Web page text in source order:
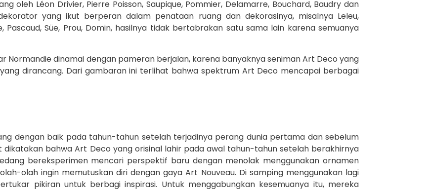
oleh Léon Drivier, Pierre Poisson, Saupique, Pommier, Delamarre, Bouchard, Baudry dan
yang ikut berperan dalam penataan ruang dan dekorasinya, misalnya Leleu,
Pascaud, Süe, Prou, Domin, hasilnya tidak bertabrakan satu sama lain karena semuanya
Normandie dinamai dengan pameran berjalan, karena banyaknya seniman Art Deco yang
dirancang. Dari gambaran ini terlihat bahwa spektrum Art Deco mencapai berbagai
dengan baik pada tahun-tahun setelah terjadinya perang dunia pertama dan sebelum
bahwa Art Deco yang orisinal lahir pada awal tahun-tahun setelah berakhirnya
bereksperimen mencari perspektif baru dengan menolak menggunakan ornamen
olah ingin memutuskan diri dengan gaya Art Nouveau. Di samping menggunakan lagi
pikiran untuk berbagi inspirasi. Untuk menggabungkan kesemuanya itu, mereka